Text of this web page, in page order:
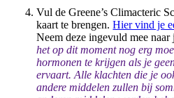
Vul de Greene’s Climacteric
kaart te brengen.Hier vind je
Neem deze ingevuld mee naar
het op dit moment nog erg
hormonen te krijgen als je
ervaart. Alle klachten die je
andere middelen zullen bij